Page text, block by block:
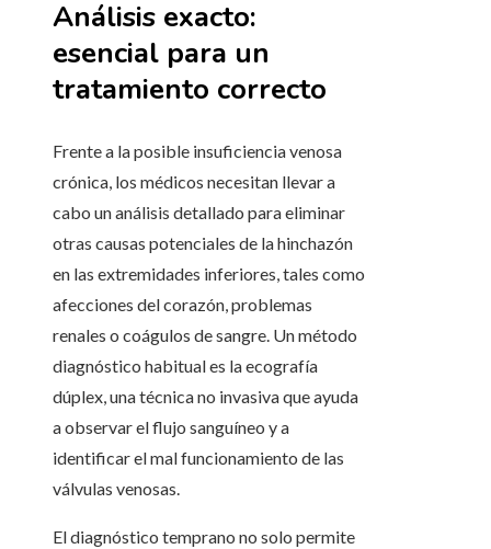
Análisis exacto:
esencial para un
tratamiento correcto
Frente a la posible insuficiencia venosa
crónica, los médicos necesitan llevar a
cabo un análisis detallado para eliminar
otras causas potenciales de la hinchazón
en las extremidades inferiores, tales como
afecciones del corazón, problemas
renales o coágulos de sangre. Un método
diagnóstico habitual es la ecografía
dúplex, una técnica no invasiva que ayuda
a observar el flujo sanguíneo y a
identificar el mal funcionamiento de las
válvulas venosas.
El diagnóstico temprano no solo permite